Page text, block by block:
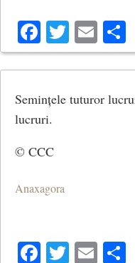
Facebook
Twitter
Semințele tuturor
lucruri.
© CCC
Anaxagora
Facebook
Twitter